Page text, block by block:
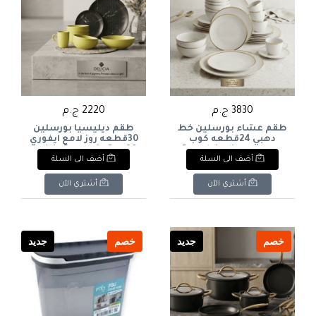
3830 ج.م
طقم عشاء بورسلين خط
دهبي 24قطعه كوب
كريميPorcelain dinner
set with gold trim, 24
pieces, cream-colored
cup
أضف الى السلة
أشتري الآن
2220 ج.م
طقم ديليسيا بورسلين
30قطعه روز لامع ايفوري
Delicia Porcelain Set, 30
Pieces, Rose Ivory Glossy
أضف الى السلة
أشتري الآن
خصم جديد خصم جديد